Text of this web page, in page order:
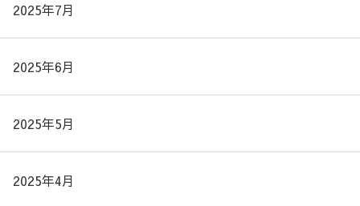
2025年7月
2025年6月
2025年5月
2025年4月